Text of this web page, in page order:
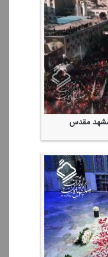
مشهد مقدس